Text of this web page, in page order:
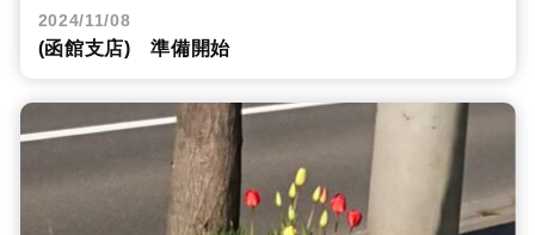
2024/11/08
(函館支店) 準備開始